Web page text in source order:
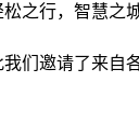
，智慧之城
邀请了来